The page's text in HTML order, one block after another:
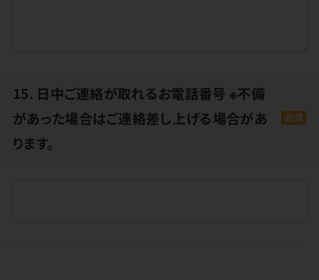
15. 日中ご連絡が取れるお電話番号 ※不備
があった場合はご連絡差し上げる場合があ
ります。
必須